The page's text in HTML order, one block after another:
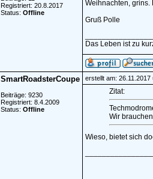
Registriert: 20.8.2017
Status: Offline
Weihnachten, grins.
Gruß Polle
Das Leben ist zu
SmartRoadsterCoupe
Beiträge: 9230
Registriert: 8.4.2009
Status: Offline
erstellt am: 26.11.2017
Zitat:
Wir
Wieso, bietet sich